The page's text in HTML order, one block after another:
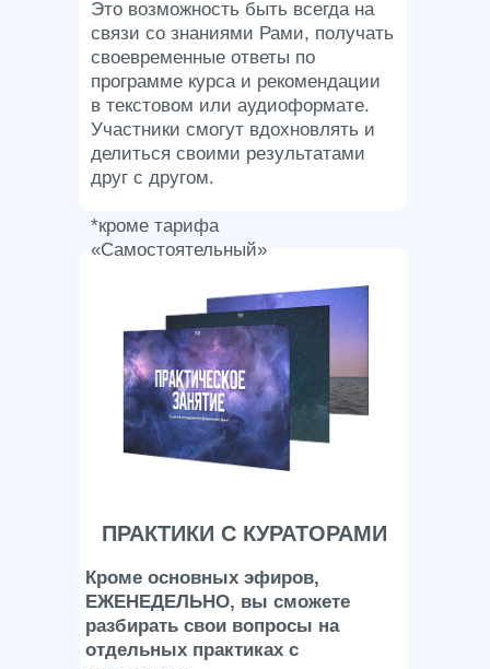
ПРАКТИКИ С КУРАТОРАМИ
Кроме основных эфиров,
ЕЖЕНЕДЕЛЬНО, вы сможете
разбирать свои вопросы на
отдельных практиках с
Это возможность быть всегда на
связи со знаниями Рами, получать
своевременные ответы по
программе курса и рекомендации
в текстовом или аудиоформате.
Участники смогут вдохновлять и
делиться своими результатами
друг с другом.
*кроме тарифа
«Самостоятельный»